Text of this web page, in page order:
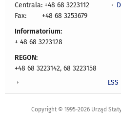
Centrala: +48 68 3223112
Fax:
+48 68 3253679
Informatorium:
+ 48 68 3223128
REGON:
+48 68 3223142, 68 3223158
ESS
Copyright © 1995-2026 Urząd